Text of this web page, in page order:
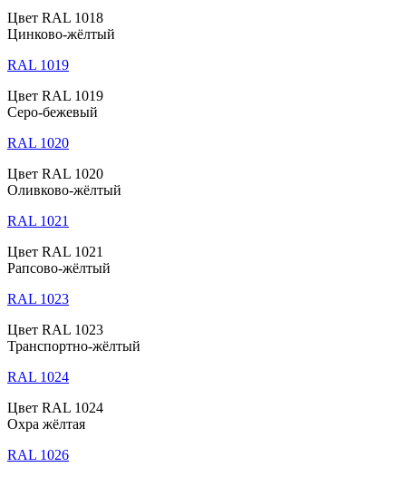
Цвет RAL 1018
Цинково-жёлтый
RAL 1019
Цвет RAL 1019
Серо-бежевый
RAL 1020
Цвет RAL 1020
Оливково-жёлтый
RAL 1021
Цвет RAL 1021
Рапсово-жёлтый
RAL 1023
Цвет RAL 1023
Транспортно-жёлтый
RAL 1024
Цвет RAL 1024
Охра жёлтая
RAL 1026